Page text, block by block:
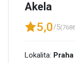
Akela
5,0/5
Lokalita: